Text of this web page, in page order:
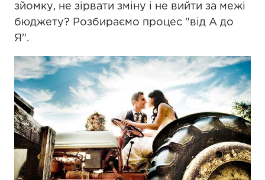
зйомку, не зірвати зміну і не вийти за межі
бюджету? Розбираємо процес "від А до
Я".